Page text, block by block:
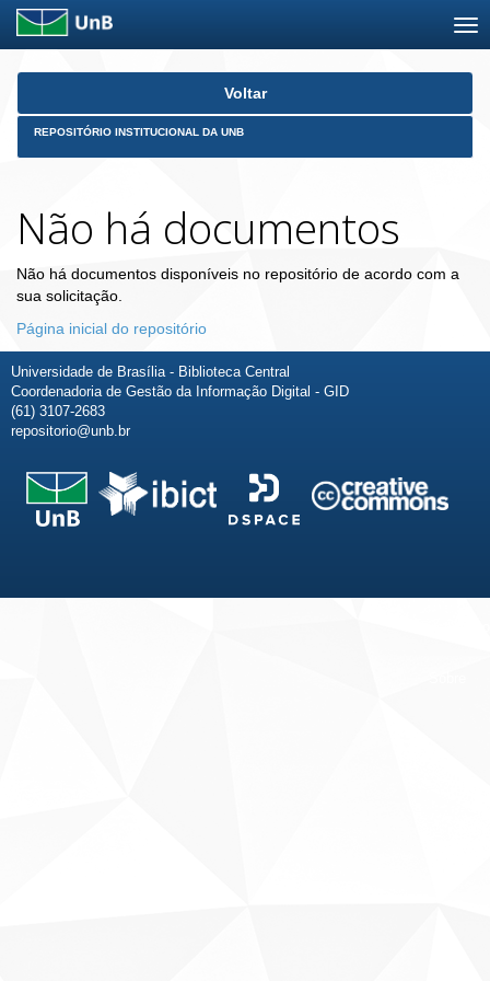
Skip
Voltar
REPOSITÓRIO INSTITUCIONAL DA UNB
Não há documentos
Não há documentos disponíveis no repositório de acordo com a
sua solicitação.
Página inicial do repositório
Universidade de Brasília - Biblioteca Central
Coordenadoria de Gestão da Informação Digital - GID
(61) 3107-2683
repositorio@unb.br